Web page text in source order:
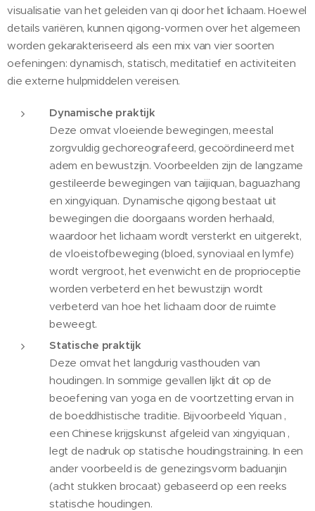
visualisatie van het geleiden van qi door het lichaam. Hoewel
details variëren, kunnen qigong-vormen over het algemeen
worden gekarakteriseerd als een mix van vier soorten
oefeningen: dynamisch, statisch, meditatief en activiteiten
die externe hulpmiddelen vereisen.
Dynamische praktijk
Deze omvat vloeiende bewegingen, meestal
zorgvuldig gechoreografeerd, gecoördineerd met
adem en bewustzijn. Voorbeelden zijn de langzame
gestileerde bewegingen van taijiquan, baguazhang
en xingyiquan. Dynamische qigong bestaat uit
bewegingen die doorgaans worden herhaald,
waardoor het lichaam wordt versterkt en uitgerekt,
de vloeistofbeweging (bloed, synoviaal en lymfe)
wordt vergroot, het evenwicht en de proprioceptie
worden verbeterd en het bewustzijn wordt
verbeterd van hoe het lichaam door de ruimte
beweegt.
Statische praktijk
Deze omvat het langdurig vasthouden van
houdingen. In sommige gevallen lijkt dit op de
beoefening van yoga en de voortzetting ervan in
de boeddhistische traditie. Bijvoorbeeld Yiquan ,
een Chinese krijgskunst afgeleid van xingyiquan ,
legt de nadruk op statische houdingstraining. In een
ander voorbeeld is de genezingsvorm baduanjin
(acht stukken brocaat) gebaseerd op een reeks
statische houdingen.